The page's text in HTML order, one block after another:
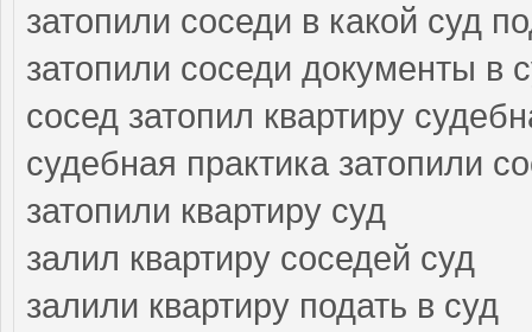
затопили соседи в какой суд
затопили соседи документы в
сосед затопил квартиру
судебная практика затопили
затопили квартиру суд
залил квартиру соседей суд
залили квартиру подать в суд